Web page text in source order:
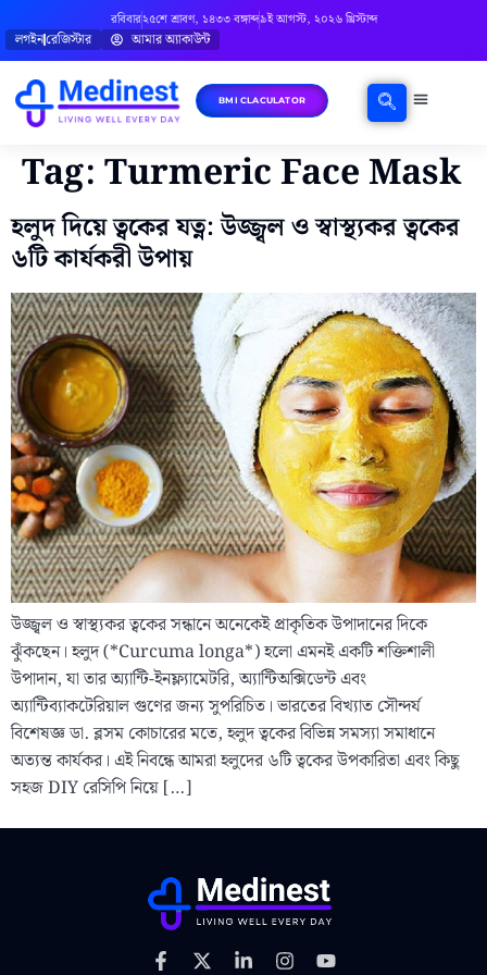
রবিবার২৫শে শ্রাবণ, ১৪৩৩ বঙ্গাব্দ৯ই আগস্ট, ২০২৬ খ্রিস্টাব্দ
লগইনরেজিস্টার আমার অ্যাকাউন্ট
BMI CLACULATOR
Tag:Turmeric Face Mask
হলুদ দিয়ে ত্বকের যত্ন: উজ্জ্বল ও স্বাস্থ্যকর ত্বকের
৬টি কার্যকরী উপায়
উজ্জ্বল ও স্বাস্থ্যকর ত্বকের সন্ধানে অনেকেই প্রাকৃতিক উপাদানের দিকে
ঝুঁকছেন। হলুদ (*Curcuma longa*) হলো এমনই একটি শক্তিশালী
উপাদান, যা তার অ্যান্টি-ইনফ্ল্যামেটরি, অ্যান্টিঅক্সিডেন্ট এবং
অ্যান্টিব্যাকটেরিয়াল গুণের জন্য সুপরিচিত। ভারতের বিখ্যাত সৌন্দর্য
বিশেষজ্ঞ ডা. ব্লসম কোচারের মতে, হলুদ ত্বকের বিভিন্ন সমস্যা সমাধানে
অত্যন্ত কার্যকর। এই নিবন্ধে আমরা হলুদের ৬টি ত্বকের উপকারিতা এবং কিছু
সহজ DIY রেসিপি নিয়ে […]